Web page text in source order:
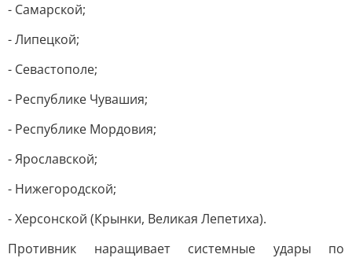
- Самарской;
- Липецкой;
- Севастополе;
- Республике Чувашия;
- Республике Мордовия;
- Ярославской;
- Нижегородской;
- Херсонской (Крынки, Великая Лепетиха).
Противник наращивает системные удары по